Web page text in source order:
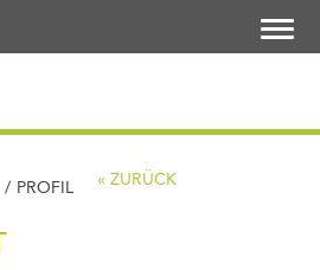
/ PROFIL « ZURÜCK